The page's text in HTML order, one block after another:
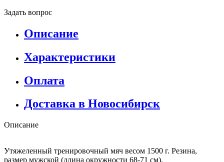
Задать вопрос
Описание
Характеристики
Оплата
Доставка в Новосибирск
Описание
Утяжеленный тренировочный мяч весом 1500 г. Резина,
размер мужской (длина окружности 68-71 см).